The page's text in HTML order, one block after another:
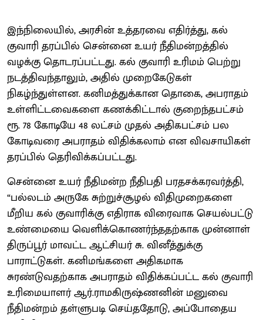
இந்நிலையில், அரசின் உத்தரவை எதிர்த்து, கல்
குவாரி தரப்பில் சென்னை உயர் நீதிமன்றத்தில்
வழக்கு தொடரப்பட்டது. கல் குவாரி உரிமம் பெற்று
நடத்திவந்தாலும், அதில் முறைகேடுகள்
நிகழ்ந்துள்ளன. கனிமத்துக்கான தொகை, அபராதம்
உள்ளிட்டவைகளை கணக்கிட்டால் குறைந்தபட்சம்
ரூ. 78 கோடியே 48 லட்சம் முதல் அதிகபட்சம் பல
கோடிவரை அபராதம் விதிக்கலாம் என விவசாயிகள்
தரப்பில் தெரிவிக்கப்பட்டது.
சென்னை உயர் நீதிமன்ற நீதிபதி பரதசக்கரவர்த்தி,
“பல்லடம் அருகே சுற்றுச்சூழல் விதிமுறைகளை
மீறிய கல் குவாரிக்கு எதிராக விரைவாக செயல்பட்டு
உண்மையை வெளிக்கொணர்ந்ததற்காக முன்னாள்
திருப்பூர் மாவட்ட ஆட்சியர் சு. வினீத்துக்கு
பாராட்டுகள். கனிமங்களை அதிகமாக
சுரண்டுவதற்காக அபராதம் விதிக்கப்பட்ட கல் குவாரி
உரிமையாளர் ஆர்.ராமகிருஷ்ணனின் மனுவை
நீதிமன்றம் தள்ளுபடி செய்ததோடு, அப்போதைய